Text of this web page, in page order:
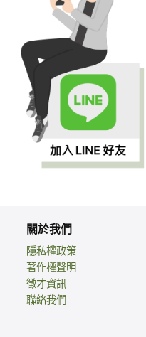
關於我們
隱私權政策
著作權聲明
徵才資訊
聯絡我們